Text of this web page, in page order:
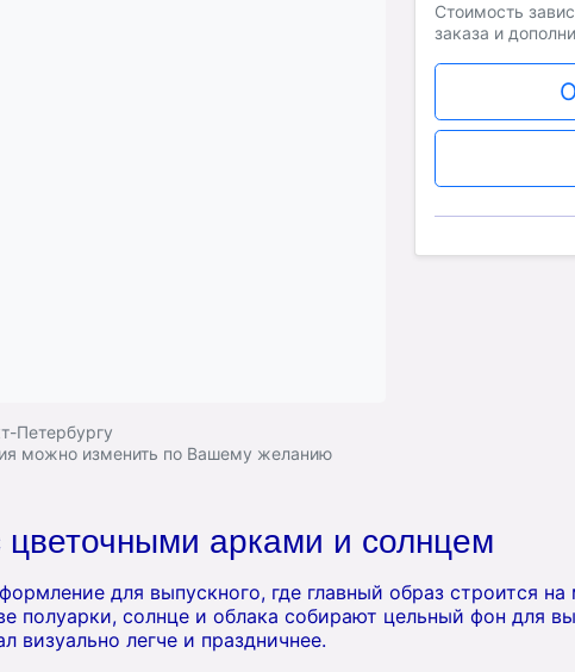
Петербургу
можно изменить по Вашему желанию
Стоимость
заказа и
цветочными арками и солнцем
для выпускного, где главный образ строится на
полуарки, солнце и облака собирают цельный фон для
легче и праздничнее.